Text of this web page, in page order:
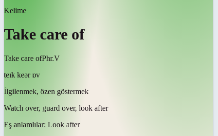
Kelime
Take care of
Take care ofPhr.V
teɪk keər ɒv
İlgilenmek, özen göstermek
Watch over, guard over, look after
Eş anlamlılar: Look after